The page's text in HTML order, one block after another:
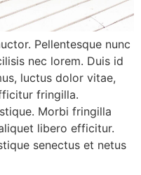
Pellentesque nunc
nec lorem. Duis id
luctus dolor vitae,
fringilla.
Morbi fringilla
libero efficitur.
senectus et netus